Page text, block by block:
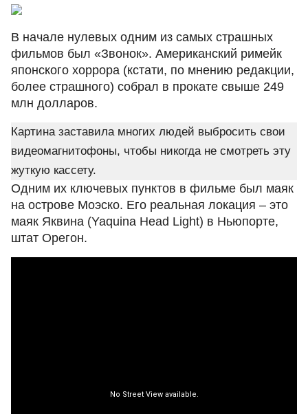
В начале нулевых одним из самых страшных
фильмов был «Звонок». Американский римейк
японского хоррора (кстати, по мнению редакции,
более страшного) собрал в прокате свыше 249
млн долларов.
Картина заставила многих людей выбросить свои
видеомагнитофоны, чтобы никогда не смотреть эту
жуткую кассету.
Одним их ключевых пунктов в фильме был маяк
на острове Моэско. Его реальная локация – это
маяк Яквина (Yaquina Head Light) в Ньюпорте,
штат Орегон.